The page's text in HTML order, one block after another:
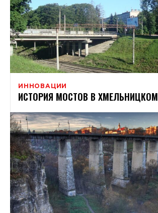
ИННОВАЦИИ
ИСТОРИЯ МОСТОВ В ХМЕЛЬНИЦКОМ